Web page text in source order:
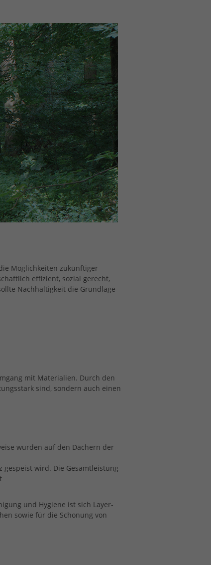
Möglichkeiten zukünftiger
effizient, sozial gerecht,
Nachhaltigkeit die Grundlage
mit Materialien. Durch den
sind, sondern auch einen
wurden auf den Dächern der
wird. Die Gesamtleistung
und Hygiene ist sich Layer-
sowie für die Schonung von